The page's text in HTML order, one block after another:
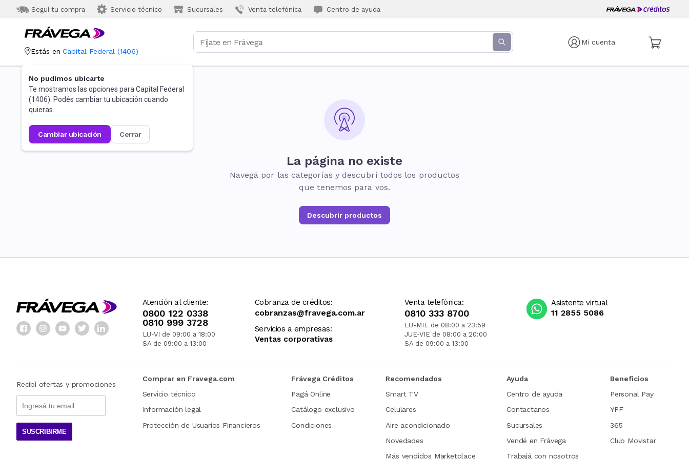
Seguí tu compra Servicio técnico Sucursales Venta telefónica Centro de ayuda
Mi cuenta
Estás en Capital Federal (1406)
No pudimos ubicarte
Te mostramos las opciones para Capital Federal
(1406). Podés cambiar tu ubicación cuando
quieras.
cambiar ubicación cerrar
La página no existe
Navegá por las categorías y descubrí todos los productos
que tenemos para vos.
Descubrir productos
Atención al cliente:
0800 122 0338
0810 999 3728
LU-VI de 09:00 a 18:00
SA de 09:00 a 13:00
Cobranza de créditos:
cobranzas@fravega.com.ar
Servicios a empresas:
Ventas corporativas
Venta telefónica:
0810 333 8700
LU-MIE de 08:00 a 23:59
JUE-VIE de 08:00 a 20:00
SA de 09:00 a 13:00
Asistente virtual
11 2855 5086
Recibí ofertas y promociones
SUSCRIBIRME
Comprar en Fravega.com
Servicio técnico
Información legal
Protección de Usuarios Financieros
Frávega Créditos
Pagá Online
Catálogo exclusivo
Condiciones
Recomendados
Smart TV
Celulares
Aire acondicionado
Novedades
Más vendidos Marketplace
Ayuda
Centro de ayuda
Contactanos
Sucursales
Vendé en Frávega
Trabajá con nosotros
Beneficios
Personal Pay
YPF
365
Club Movistar